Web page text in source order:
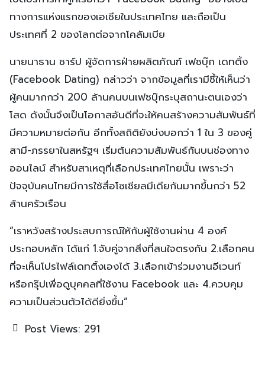
ทางการแห่งแรกของเอเชียในประเทศไทย และถือเป็น
ประเทศที่ 2 ของโลกต่อจากโคลัมเบีย
นายนาธาน ชาร์ป ผู้จัดการฝ่ายผลิตภัณฑ์ เฟซบุ๊ก เดทติ้ง
(Facebook Dating) กล่าวว่า จากข้อมูลที่เรามีชี้ให้เห็นว่า
ผู้คนมากกว่า 200 ล้านคนบนเฟซบุ๊กระบุสถานะตนเองว่า
โสด ดังนั้นจึงเป็นโอกาสอันดีที่จะให้คนสร้างความสัมพันธ์ที่
มีความหมายต่อกัน อีกทั้งสถิติยังบ่งบอกว่า 1 ใน 3 ของคู่
สามี-ภรรยาในสหรัฐฯ เริ่มต้นความสัมพันธ์กันบนช่องทาง
ออนไลน์ สำหรับสาเหตุที่เลือกประเทศไทยนั้น เพราะว่า
ปัจจุบันคนไทยมีการใช้สื่อโซเชียลมีเดียกันมากขึ้นกว่า 52
ล้านครัวเรือน
“เราหวังสร้างประสบการณ์ให้กับผู้ใช้งานผ่าน 4 องค์
ประกอบหลัก ได้แก่ 1.จับคู่จากสิ่งที่สนใจตรงกัน 2.เลือกคน
ที่จะเห็นโปรไฟล์เดทติ้งเองได้ 3.เลือกเข้าร่วมงานอีเวนท์
หรือกรุ๊ปเพื่อดูบุคคลที่ใช้งาน Facebook และ 4.ควบคุม
ความเป็นส่วนตัวได้ดียิ่งขึ้น”
Post Views: 291